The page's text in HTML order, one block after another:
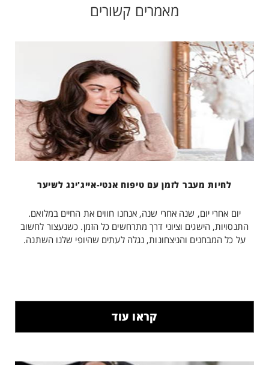
מאמרים קשורים
לחיות מעבר לזמן עם טיפוח אנטי-אייג'ינג לשיער
יום אחרי יום, שנה אחרי שנה, אנחנו חווים את החיים במלואם.
התנסויות, הישגים וציוני דרך מתרחשים כל הזמן. כשנעצור לחשוב
על כל המבחנים והניצחונות, נגלה לעתים שהיופי שלנו השתנה.
קראו עוד